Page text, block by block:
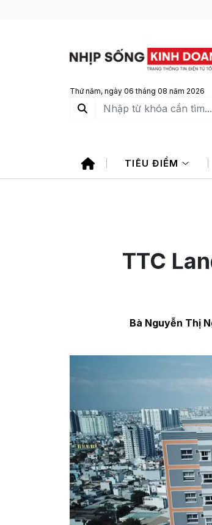
Thứ năm, ngày 06 tháng 08 năm 2026
TIÊU ĐIỂM
TTC
Bà Nguyễn Thị